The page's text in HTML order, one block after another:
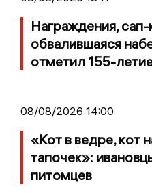
Награждения, сап-
обвалившаяся
отметил 155-
08/08/2026 14:00
«Кот в ведре, кот
тапочек»:
питомцев